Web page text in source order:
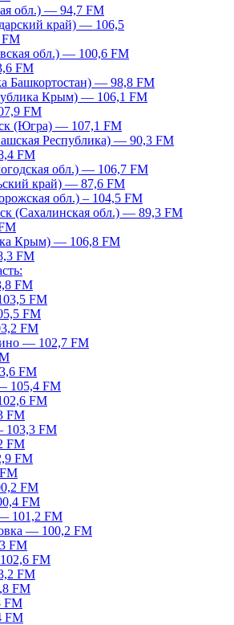
обл.) — 94,7 FM
край) — 106,5
обл.) — 100,6 FM
FM
Башкортостан) — 98,8 FM
Крым) — 106,1 FM
FM
(Югра) — 107,1 FM
Республика) — 90,3 FM
FM
обл.) — 106,7 FM
край) — 87,6 FM
обл.) – 104,5 FM
(Сахалинская обл.) — 89,3 FM
Крым) — 106,8 FM
FM
FM
FM
FM
FM
— 102,7 FM
FM
105,4 FM
FM
FM
103,3 FM
FM
FM
FM
FM
101,2 FM
— 100,2 FM
FM
FM
FM
FM
FM
FM